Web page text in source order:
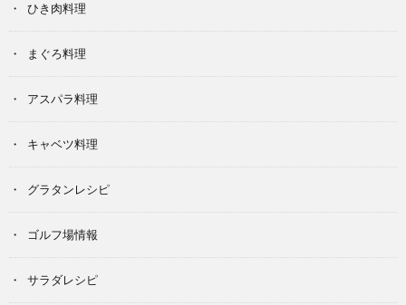
ひき肉料理
まぐろ料理
アスパラ料理
キャベツ料理
グラタンレシピ
ゴルフ場情報
サラダレシピ